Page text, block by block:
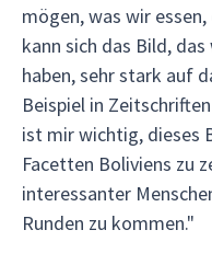
mögen, was wir
kann sich das Bild,
haben, sehr stark auf
Beispiel in
ist mir wichtig, dieses
Facetten Boliviens zu
interessanter
Runden zu kommen."